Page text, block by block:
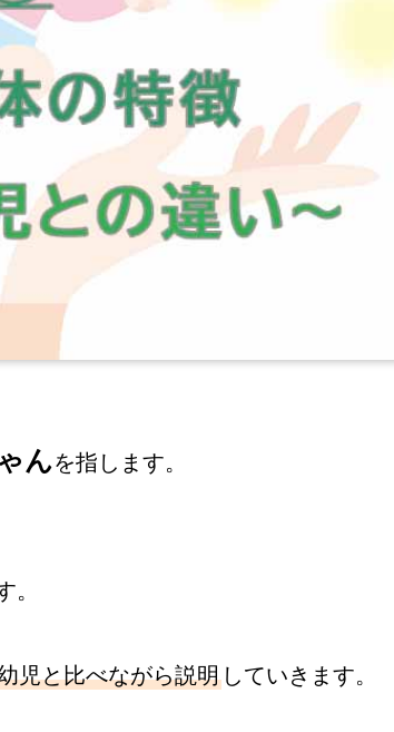
んを指します。
。
児と比べながら説明 していきます。